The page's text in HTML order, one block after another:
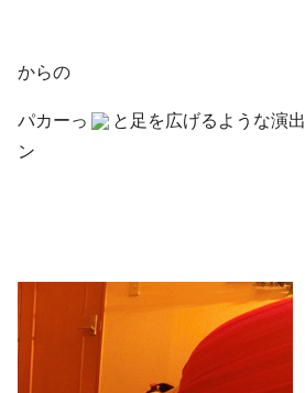
からの
パカーっ と足を広げるような演出
ン